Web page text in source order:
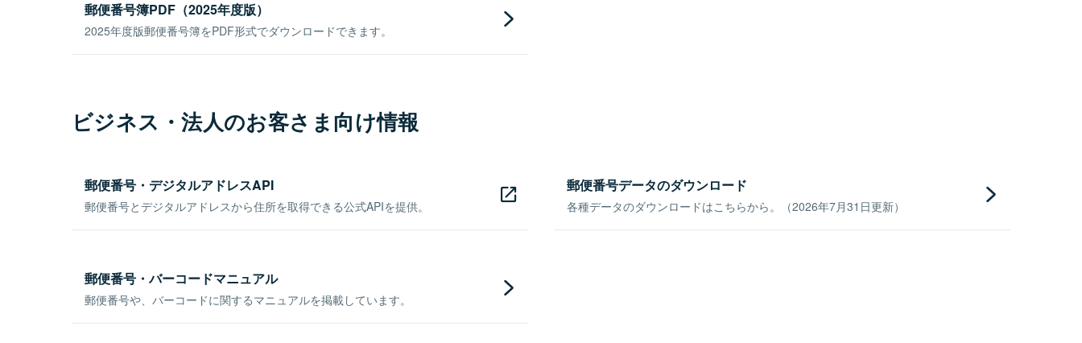
郵便番号簿PDF（2025年度版）
2025年度版郵便番号簿をPDF形式でダウンロードできます。
ビジネス・法人のお客さま向け情報
郵便番号・デジタルアドレスAPI
郵便番号とデジタルアドレスから住所を取得できる公式APIを提供。
郵便番号データのダウンロード
各種データのダウンロードはこちらから。（2026年7月31日更新）
郵便番号・バーコードマニュアル
郵便番号や、バーコードに関するマニュアルを掲載しています。